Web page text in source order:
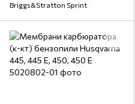
Briggs&Stratton Sprint